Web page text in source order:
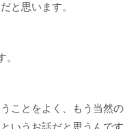
と思います。
ことをよく、もう当然の
いうお話だと思うんです